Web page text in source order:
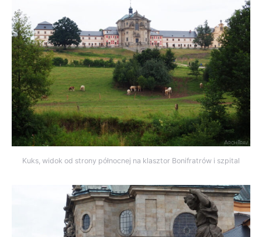
Kuks, widok od strony północnej na klasztor Bonifratrów i szpital